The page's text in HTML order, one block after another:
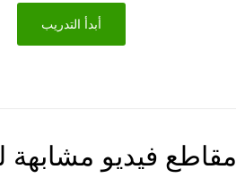
أبدأ التدريب
مقاطع فيديو مشابهة